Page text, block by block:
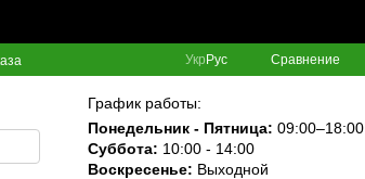
Укр Рус Сравнение
График работы:
Понедельник - Пятница: 09:00–18:00
Суббота: 10:00 - 14:00
Воскресенье: Выходной